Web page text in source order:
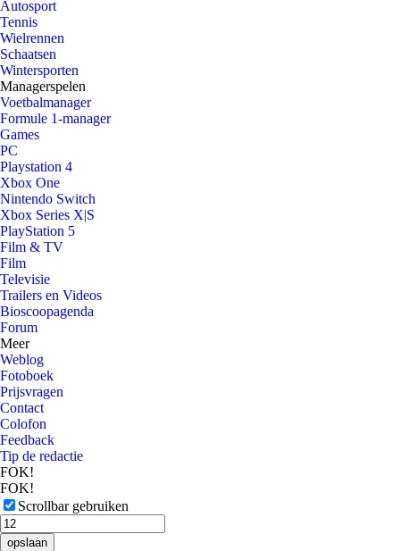
Autosport
Tennis
Wielrennen
Schaatsen
Wintersporten
Managerspelen
Voetbalmanager
Formule 1-manager
Games
PC
Playstation 4
Xbox One
Nintendo Switch
Xbox Series X|S
PlayStation 5
Film & TV
Film
Televisie
Trailers en Videos
Bioscoopagenda
Forum
Meer
Weblog
Fotoboek
Prijsvragen
Contact
Colofon
Feedback
Tip de redactie
FOK!
FOK!
Scrollbar gebruiken
opslaan